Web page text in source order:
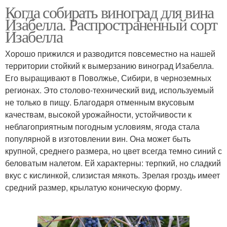
Когда собирать виноград для вина
Изабелла. Распространенный сорт
Изабелла
Хорошо прижился и разводится повсеместно на нашей
территории стойкий к вымерзанию виноград Изабелла.
Его выращивают в Поволжье, Сибири, в черноземных
регионах. Это столово-технический вид, используемый
не только в пищу. Благодаря отменным вкусовым
качествам, высокой урожайности, устойчивости к
неблагоприятным погодным условиям, ягода стала
популярной в изготовлении вин. Она может быть
крупной, среднего размера, но цвет всегда темно синий с
беловатым налетом. Ей характерны: терпкий, но сладкий
вкус с кислинкой, слизистая мякоть. Зрелая гроздь имеет
средний размер, крылатую коническую форму.